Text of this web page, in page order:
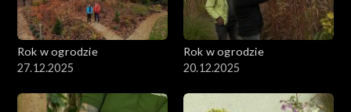
Rok w ogrodzie
27.12.2025
Rok w ogrodzie
20.12.2025